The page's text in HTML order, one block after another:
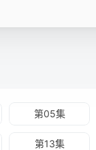
第05集
第13集